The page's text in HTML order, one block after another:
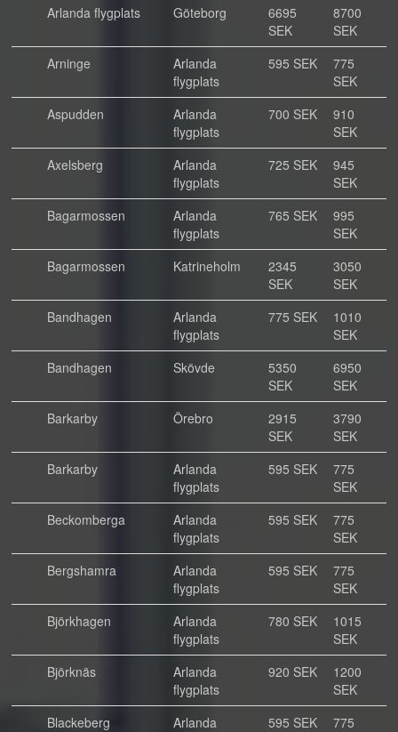
Arlanda flygplats
Göteborg
6695
SEK
8700
SEK
Arninge
Arlanda
flygplats
595 SEK
775
SEK
Aspudden
Arlanda
flygplats
700 SEK
910
SEK
Axelsberg
Arlanda
flygplats
725 SEK
945
SEK
Bagarmossen
Arlanda
flygplats
765 SEK
995
SEK
Bagarmossen
Katrineholm
2345
SEK
3050
SEK
Bandhagen
Arlanda
flygplats
775 SEK
1010
SEK
Bandhagen
Skövde
5350
SEK
6950
SEK
Barkarby
Örebro
2915
SEK
3790
SEK
Barkarby
Arlanda
flygplats
595 SEK
775
SEK
Beckomberga
Arlanda
flygplats
595 SEK
775
SEK
Bergshamra
Arlanda
flygplats
595 SEK
775
SEK
Björkhagen
Arlanda
flygplats
780 SEK
1015
SEK
Björknäs
Arlanda
flygplats
920 SEK
1200
SEK
Blackeberg
Arlanda
595 SEK
775